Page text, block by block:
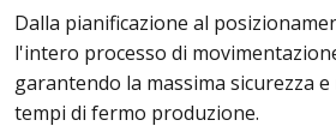
Dalla pianificazione al
l'intero processo di
garantendo la massima sicurezza
tempi di fermo produzione.